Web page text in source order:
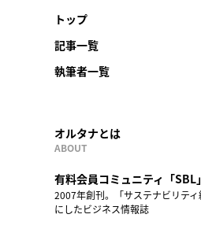
トップ
記事一覧
執筆者一覧
オルタナとは
ABOUT
有料会員コミュニティ「SBL」
2007年創刊。「サステナビリテ
にしたビジネス情報誌